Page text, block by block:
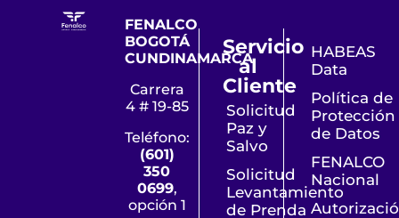
FENALCO
BOGOTÁ
CUNDINAMARCA
Carrera
4 # 19-85
Teléfono:
(601)
350
0699,
opción 1
Servicio
al
Cliente
Solicitud
Paz y
Salvo
Solicitud
Levantamiento
de Prenda
HABEAS
Data
Política de
Protección
de Datos
FENALCO
Nacional